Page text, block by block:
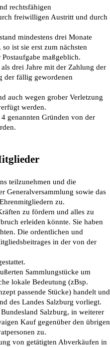
rechtsfähigen
freiwilligen Austritt und durch
mindestens drei Monate
ist sie erst zum nächsten
maßgeblich.
drei Jahre mit der Zahlung der
der fällig gewordenen
auch wegen grober Verletzung
werden.
genannten Gründen von der
teilzunehmen und die
Generalversammlung sowie das
zu.
zu fördern und alles zu
erleiden könnte. Sie haben
Die ordentlichen und
in der von der
Sammlungstücke um
lokale Bedeutung (zBsp.
passende Stücke) handelt und
des Landes Salzburg vorliegt.
Salzburg, in weiterer
Kauf gegenüber den übrigen
zu.
von getätigten Abverkäufen in